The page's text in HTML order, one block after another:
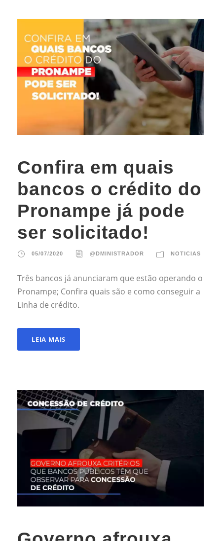
Confira em quais
bancos o crédito do
Pronampe já pode
ser solicitado!
05/07/2020 @DMINISTRADOR NOTICIAS
Três bancos já anunciaram que estão operando o
Pronampe; Confira quais são e como conseguir a
Linha de crédito.
LEIA MAIS